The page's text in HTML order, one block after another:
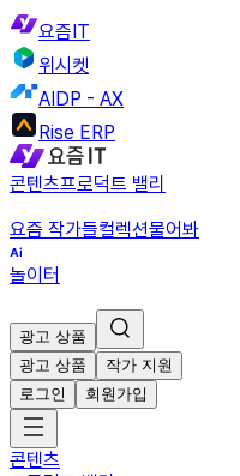
요즘IT
위시켓
AIDP - AX
Rise ERP
콘텐츠프로덕트 밸리
요즘 작가들컬렉션물어봐
놀이터
광고 상품
광고 상품
작가 지원
로그인
회원가입
콘텐츠